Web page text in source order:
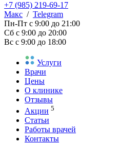
+7 (985) 219-69-17
Макс / Telegram
Пн-Пт с 9:00 до 21:00
Сб с 9:00 до 20:00
Вс с 9:00 до 18:00
Услуги
Врачи
Цены
О клинике
Отзывы
Акции 5
Статьи
Работы врачей
Контакты